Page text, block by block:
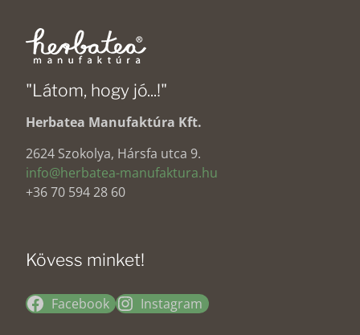
"Látom, hogy jó...!"
Herbatea Manufaktúra Kft.
2624 Szokolya, Hársfa utca 9.
info@herbatea-manufaktura.hu
+36 70 594 28 60
Kövess minket!
Facebook Instagram